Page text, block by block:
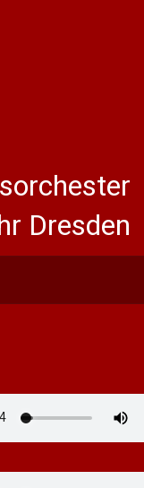
Dresden